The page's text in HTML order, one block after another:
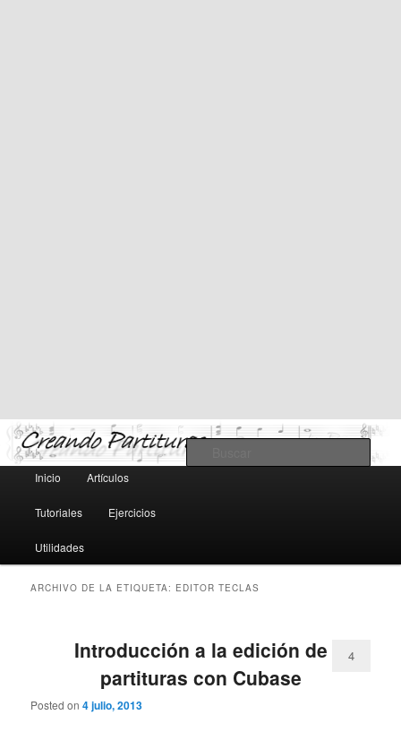
Teoría y notación musical, software y MIDI
Menú
Ir
al
contenido
principal
Ir
al
contenido
secundario
Inicio Artículos
Tutoriales Ejercicios
Utilidades
ARCHIVO DE LA ETIQUETA: EDITOR TECLAS
Introducción a la edición de
partituras con Cubase
Posted on4 julio, 2013
4